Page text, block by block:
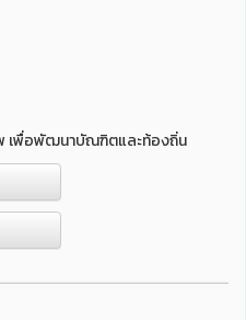
เพื่อพัฒนาบัณฑิตและท้องถิ่น